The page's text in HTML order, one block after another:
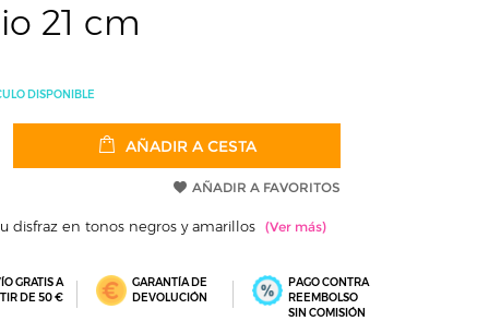
21 cm
DISPONIBLE
AÑADIR A CESTA
AÑADIR A FAVORITOS
disfraz en tonos negros y amarillos
GRATIS A
DE 50 €
GARANTÍA DE
DEVOLUCIÓN
PAGO CONTRA
REEMBOLSO
SIN COMISIÓN